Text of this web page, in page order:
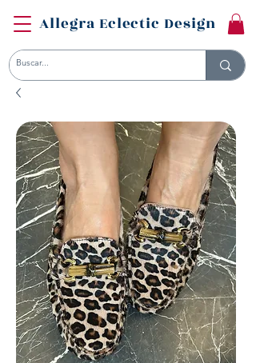
Allegra Eclectic Design